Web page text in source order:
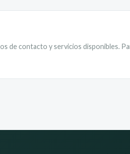
de contacto y servicios disponibles.